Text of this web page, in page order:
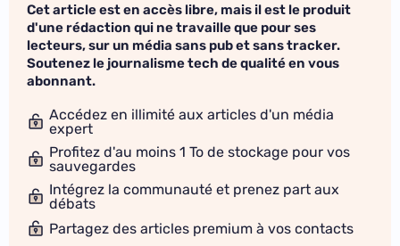
Cet article est en accès libre, mais il est le produit
d'une rédaction qui ne travaille que pour ses
lecteurs, sur un média sans pub et sans tracker.
Soutenez le journalisme tech de qualité en vous
abonnant.
Accédez en illimité aux articles d'un média
expert
Profitez d'au moins 1 To de stockage pour vos
sauvegardes
Intégrez la communauté et prenez part aux
débats
Partagez des articles premium à vos contacts